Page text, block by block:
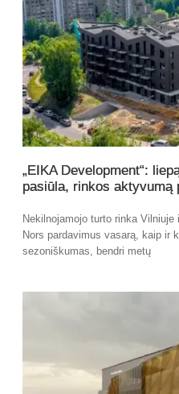
„EIKA Development“:
pasiūla, rinkos aktyvumą
Nekilnojamojo turto rinka
Nors pardavimus vasarą, kaip ir
sezoniškumas, bendri metų